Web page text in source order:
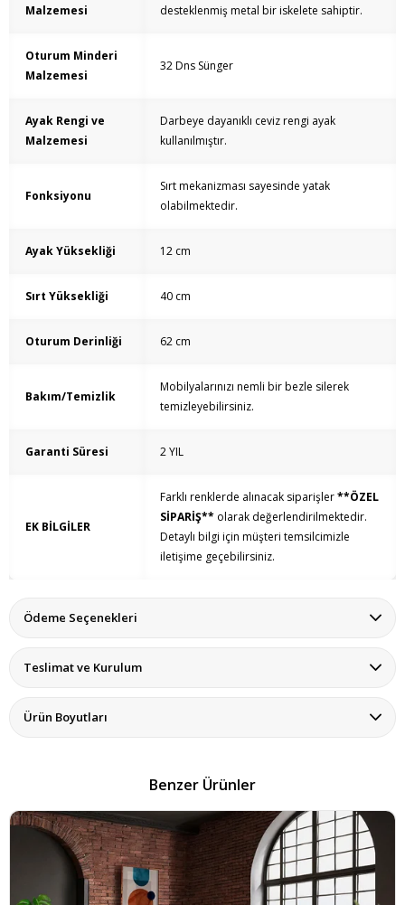
Malzemesi
desteklenmiş metal bir iskelete sahiptir.
Oturum Minderi
Malzemesi
32 Dns Sünger
Ayak Rengi ve
Malzemesi
Darbeye dayanıklı ceviz rengi ayak
kullanılmıştır.
Fonksiyonu
Sırt mekanizması sayesinde yatak
olabilmektedir.
Ayak Yüksekliği 12 cm
Sırt Yüksekliği 40 cm
Oturum Derinliği 62 cm
Bakım/Temizlik
Mobilyalarınızı nemli bir bezle silerek
temizleyebilirsiniz.
Garanti Süresi 2 YIL
EK BİLGİLER
Farklı renklerde alınacak siparişler**ÖZEL
SİPARİŞ** olarak değerlendirilmektedir.
Detaylı bilgi için müşteri temsilcimizle
iletişime geçebilirsiniz.
Ödeme Seçenekleri
Teslimat ve Kurulum
Ürün Boyutları
Benzer Ürünler